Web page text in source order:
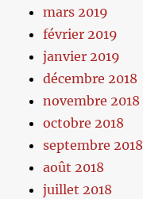
mars 2019
février 2019
janvier 2019
décembre 2018
novembre 2018
octobre 2018
septembre 2018
août 2018
juillet 2018